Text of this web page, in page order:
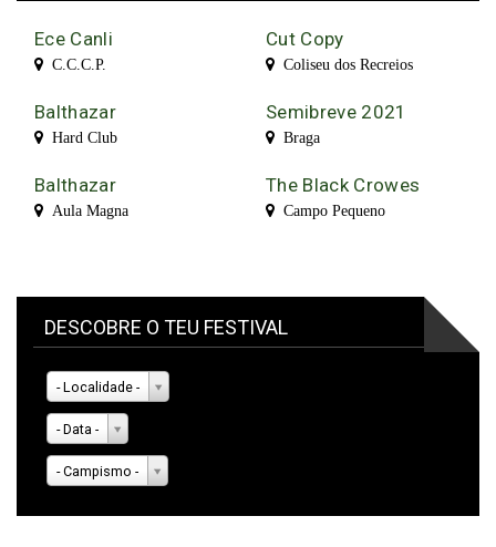
Ece Canli
C.C.C.P.
Cut Copy
Coliseu dos Recreios
Balthazar
Hard Club
Semibreve 2021
Braga
Balthazar
Aula Magna
The Black Crowes
Campo Pequeno
DESCOBRE O TEU FESTIVAL
- Localidade -
- Data -
- Campismo -